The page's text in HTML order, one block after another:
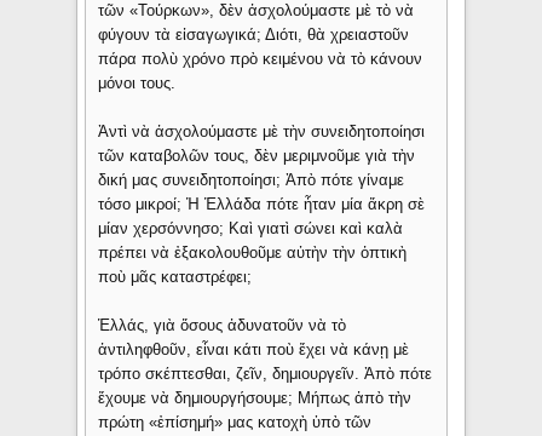
τῶν «Τούρκων», δὲν ἀσχολούμαστε μὲ τὸ νὰ
φύγουν τὰ εἰσαγωγικά; Διότι, θὰ χρειαστοῦν
πάρα πολὺ χρόνο πρὸ κειμένου νὰ τὸ κάνουν
μόνοι τους.
Ἀντὶ νὰ ἀσχολούμαστε μὲ τὴν συνειδητοποίησι
τῶν καταβολῶν τους, δὲν μεριμνοῦμε γιὰ τὴν
δική μας συνειδητοποίησι; Ἀπὸ πότε γίναμε
τόσο μικροί; Ἡ Ἑλλάδα πότε ἦταν μία ἄκρη σὲ
μίαν χερσόννησο; Καὶ γιατὶ σώνει καὶ καλὰ
πρέπει νὰ ἐξακολουθοῦμε αὐτὴν τὴν ὀπτικὴ
ποὺ μᾶς καταστρέφει;
Ἑλλάς, γιὰ ὅσους ἀδυνατοῦν νὰ τὸ
ἀντιληφθοῦν, εἶναι κάτι ποὺ ἔχει νὰ κάνῃ μὲ
τρόπο σκέπτεσθαι, ζεῖν, δημιουργεῖν. Ἀπὸ πότε
ἔχουμε νὰ δημιουργήσουμε; Μήπως ἀπὸ τὴν
πρώτη «ἐπίσημή» μας κατοχὴ ὑπὸ τῶν